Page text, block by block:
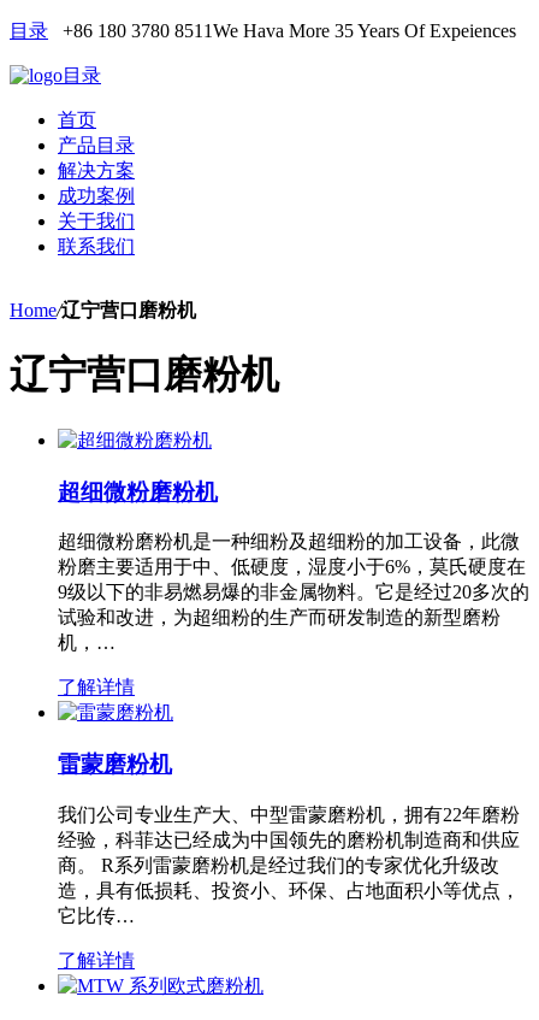
目录 +86 180 3780 8511We Hava More 35 Years Of Expeiences
目录
首页
产品目录
解决方案
成功案例
关于我们
联系我们
Home/辽宁营口磨粉机
辽宁营口磨粉机
超细微粉磨粉机
超细微粉磨粉机是一种细粉及超细粉的加工设备，此微
粉磨主要适用于中、低硬度，湿度小于6%，莫氏硬度在
9级以下的非易燃易爆的非金属物料。它是经过20多次的
试验和改进，为超细粉的生产而研发制造的新型磨粉
机，…
了解详情
雷蒙磨粉机
我们公司专业生产大、中型雷蒙磨粉机，拥有22年磨粉
经验，科菲达已经成为中国领先的磨粉机制造商和供应
商。 R系列雷蒙磨粉机是经过我们的专家优化升级改
造，具有低损耗、投资小、环保、占地面积小等优点，
它比传…
了解详情